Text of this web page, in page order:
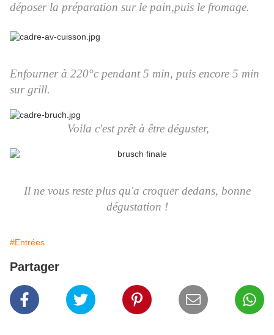
déposer la préparation sur le pain,puis le fromage.
Enfourner à 220°c pendant 5 min, puis encore 5 min
sur grill.
Voila c'est prêt à être déguster,
Il ne vous reste plus qu'a croquer dedans, bonne
dégustation !
#Entrées
Partager